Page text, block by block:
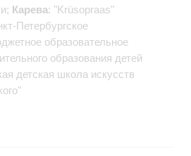
; Карева: "Krüsopraas"
Петербургское
образовательное
образования детей
детская школа искусств